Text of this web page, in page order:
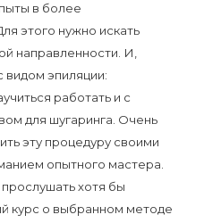
в более
этого нужно искать
направленности. И,
видом эпиляции:
работать и с
для шугаринга. Очень
эту процедуру своими
опытного мастера.
хотя бы
курс о выбранном методе